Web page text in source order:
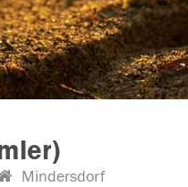
Mindersdorf